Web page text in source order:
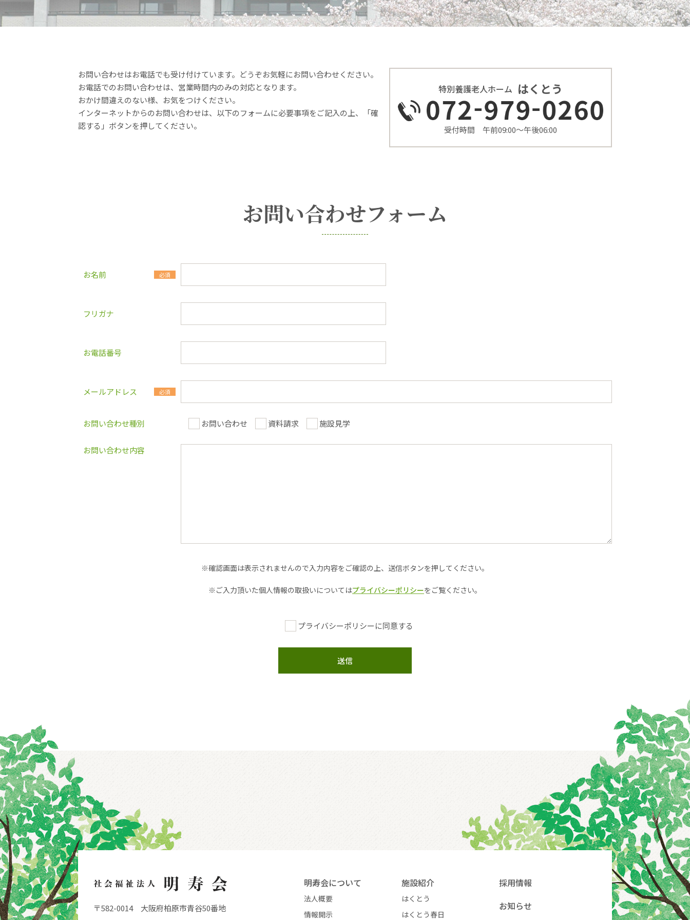
お問い合わせはお電話でも受け付けています。 どうぞお気軽にお問い合わせください。
お電話でのお問い合わせは、営業時間内のみの対応となります。
おかけ間違えのない様、お気をつけください。
インターネットからのお問い合わせは、以下のフォームに必要事項をご記入の上、「確
認する」ボタンを押してください。
特別養護老人ホーム はくとう
受付時間 午前09:00〜午後06:00
お問い合わせフォーム
お名前 必須
フリガナ
お電話番号
メールアドレス 必須
お問い合わせ種別 お問い合わせ 資料請求 施設見学
お問い合わせ内容
※確認画面は表示されませんので入力内容をご確認の上、送信ボタンを押してください。
※ご入力頂いた個人情報の取扱いについてはプライバシーポリシーをご覧ください。
プライバシーポリシーに同意する
〒582-0014
大阪府柏原市青谷50番地
明寿会について
法人概要
情報開示
施設紹介
はくとう
はくとう春日
採用情報
お知らせ